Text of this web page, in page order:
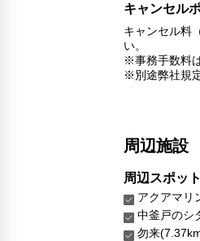
キャンセル
キャンセル料
い。
※事務手数料
※別途弊社規
周辺施設
周辺スポット
アクアマリ
中釜戸のシ
勿来